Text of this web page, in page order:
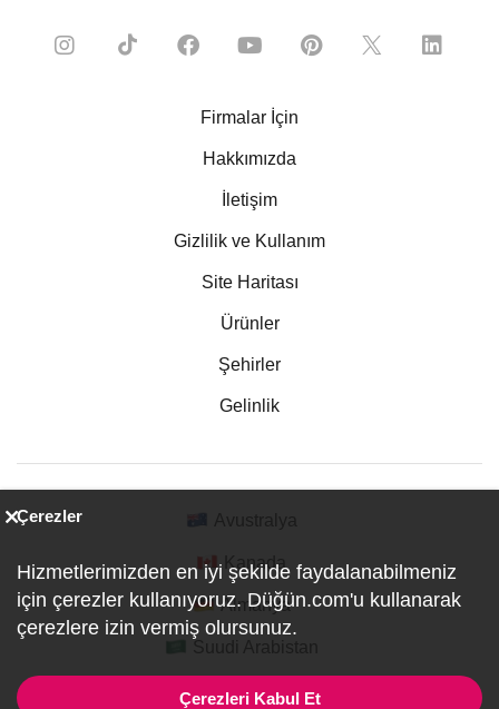
Firmalar İçin
Hakkımızda
İletişim
Gizlilik ve Kullanım
Site Haritası
Ürünler
Şehirler
Gelinlik
Kanada
Almanya
Çerezler
Hizmetlerimizden en iyi şekilde faydalanabilmeniz
için çerezler kullanıyoruz. Düğün.com'u kullanarak
çerezlere izin vermiş olursunuz.
Çerezleri Kabul Et